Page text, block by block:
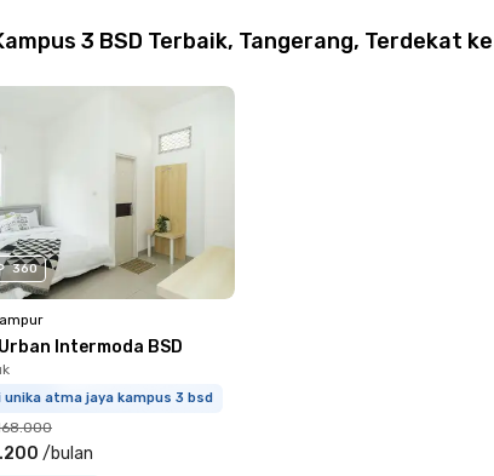
3 BSD Terbaik, Tangerang, Terdekat
360
Intermoda BSD
unika atma jaya kampus 3 bsd
/bulan